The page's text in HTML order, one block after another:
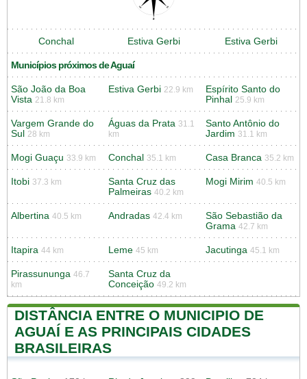
Conchal Estiva Gerbi Estiva Gerbi
Municípios próximos de Aguaí
São João da Boa
Vista 21.8 km
Estiva Gerbi 22.9 km
Espírito Santo do
Pinhal 25.9 km
Vargem Grande do
Sul 28 km
Águas da Prata 31.1
km
Santo Antônio do
Jardim 31.1 km
Mogi Guaçu 33.9 km Conchal 35.1 km Casa Branca 35.2 km
Itobi 37.3 km
Santa Cruz das
Palmeiras 40.2 km
Mogi Mirim 40.5 km
Albertina 40.5 km Andradas 42.4 km
São Sebastião da
Grama 42.7 km
Itapira 44 km Leme 45 km Jacutinga 45.1 km
Pirassununga 46.7
km
Santa Cruz da
Conceição 49.2 km
DISTÂNCIA ENTRE O MUNICIPIO DE
AGUAÍ E AS PRINCIPAIS CIDADES
BRASILEIRAS